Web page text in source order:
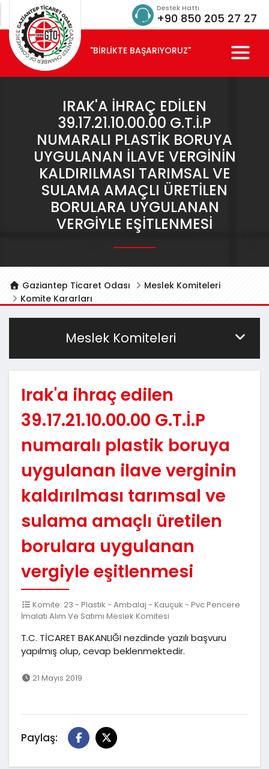
Destek Hattı
+90 850 205 27 27
"BİRLİKTE BAŞARIYORUZ"
IRAK'A IHRAÇ EDILEN
39.17.21.10.00.00 G.T.İ.P
NUMARALI PLASTIK BORUYA
UYGULANAN ILAVE VERGININ
KALDIRILMASI TARIMSAL VE
SULAMA AMAÇLI ÜRETILEN
BORULARA UYGULANAN
VERGIYLE EŞITLENMESI
Gaziantep Ticaret Odası
Meslek Komiteleri
Komite Kararları
Meslek Komiteleri
Irak'a ihraç edilen
39.17.21.10.00.00 G.T.İ.P
numaralı plastik boruya
uygulanan ilave verginin
kaldırılması tarımsal ve
sulama amaçlı üretilen
borulara uygulanan
vergiyle eşitlenmesi
Komite: 23 - Plastik - Ambalaj - Kauçuk - Pvc Pencere
İmalatı Alım Ve Satımı Meslek Komitesi
T.C. TİCARET BAKANLIĞI nezdinde yazılı başvuru
yapılmış olup, cevap beklenmektedir.
21 Mayıs 2019
Paylaş: